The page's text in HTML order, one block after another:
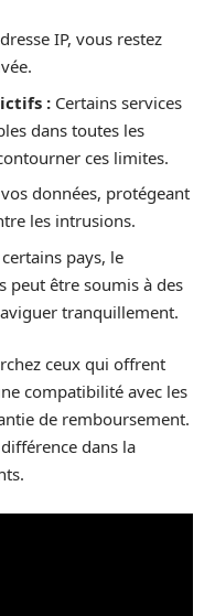
IP, vous restez
: Certains services
dans toutes les
ces limites.
données, protégeant
les intrusions.
pays, le
peut être soumis à des
tranquillement.
ceux qui offrent
compatibilité avec les
de remboursement.
dans la